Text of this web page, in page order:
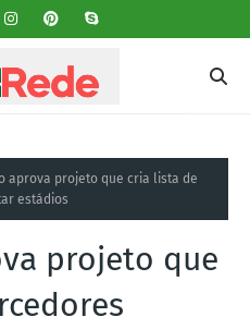
aprova projeto que cria lista de
estádios
projeto que